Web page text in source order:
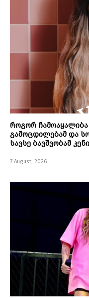
როგორ
გამოცდილებამ და
სავსე ბავშვობამ
7 August, 2026